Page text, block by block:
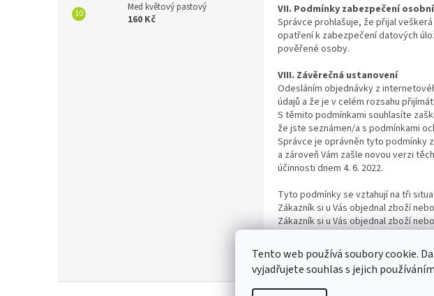
Tento web používá soubory cookie.
vyjadřujete souhlas s jejich
Med květový pastový
160 Kč
VII. Podmínky zabezpečení
Správce prohlašuje, že přijal
opatření k zabezpečení datových
pověřené osoby.
VIII. Závěrečná ustanovení
Odesláním objednávky z
údajů a že je v celém rozsahu
S těmito podmínkami souhlasíte
že jste seznámen/a s podmínkami
Správce je oprávněn tyto podmínky
a zároveň Vám zašle novou verzi
účinnosti dnem 4. 6. 2022.
Tyto podmínky se vztahují na tři
Zákazník si u Vás objednal zboží
Zákazník si u Vás objednal zboží
posíláte obchodní sdělení (např.
Zpracováváte osobní údaje i jiných
Vám souhlas se zpracováním